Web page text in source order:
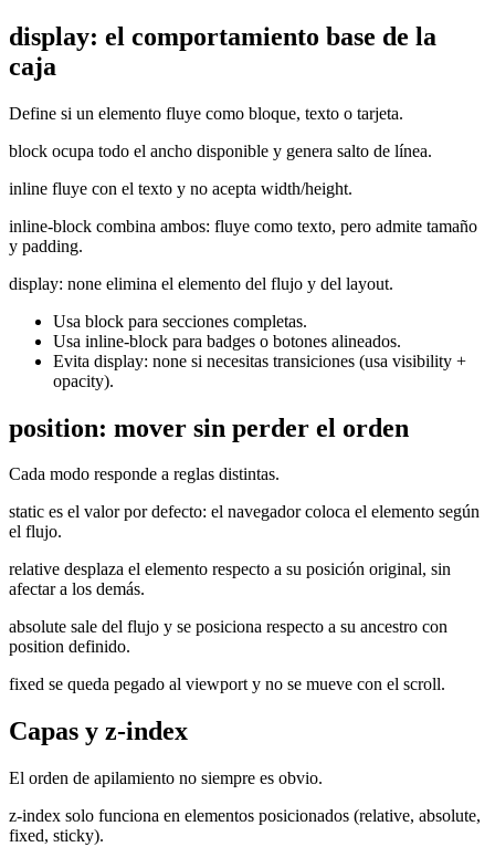
display: el comportamiento base de la
caja
Define si un elemento fluye como bloque, texto o tarjeta.
block ocupa todo el ancho disponible y genera salto de línea.
inline fluye con el texto y no acepta width/height.
inline-block combina ambos: fluye como texto, pero admite tamaño
y padding.
display: none elimina el elemento del flujo y del layout.
Usa block para secciones completas.
Usa inline-block para badges o botones alineados.
Evita display: none si necesitas transiciones (usa visibility +
opacity).
position: mover sin perder el orden
Cada modo responde a reglas distintas.
static es el valor por defecto: el navegador coloca el elemento según
el flujo.
relative desplaza el elemento respecto a su posición original, sin
afectar a los demás.
absolute sale del flujo y se posiciona respecto a su ancestro con
position definido.
fixed se queda pegado al viewport y no se mueve con el scroll.
Capas y z-index
El orden de apilamiento no siempre es obvio.
z-index solo funciona en elementos posicionados (relative, absolute,
fixed, sticky).